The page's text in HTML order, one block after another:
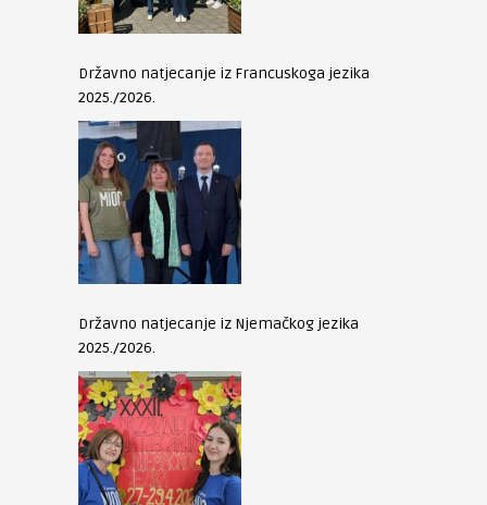
Državno natjecanje iz Francuskoga jezika
2025./2026.
Državno natjecanje iz Njemačkog jezika
2025./2026.